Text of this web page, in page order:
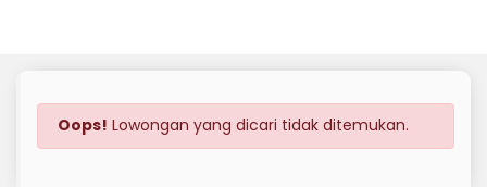
Oops! Lowongan yang dicari tidak ditemukan.